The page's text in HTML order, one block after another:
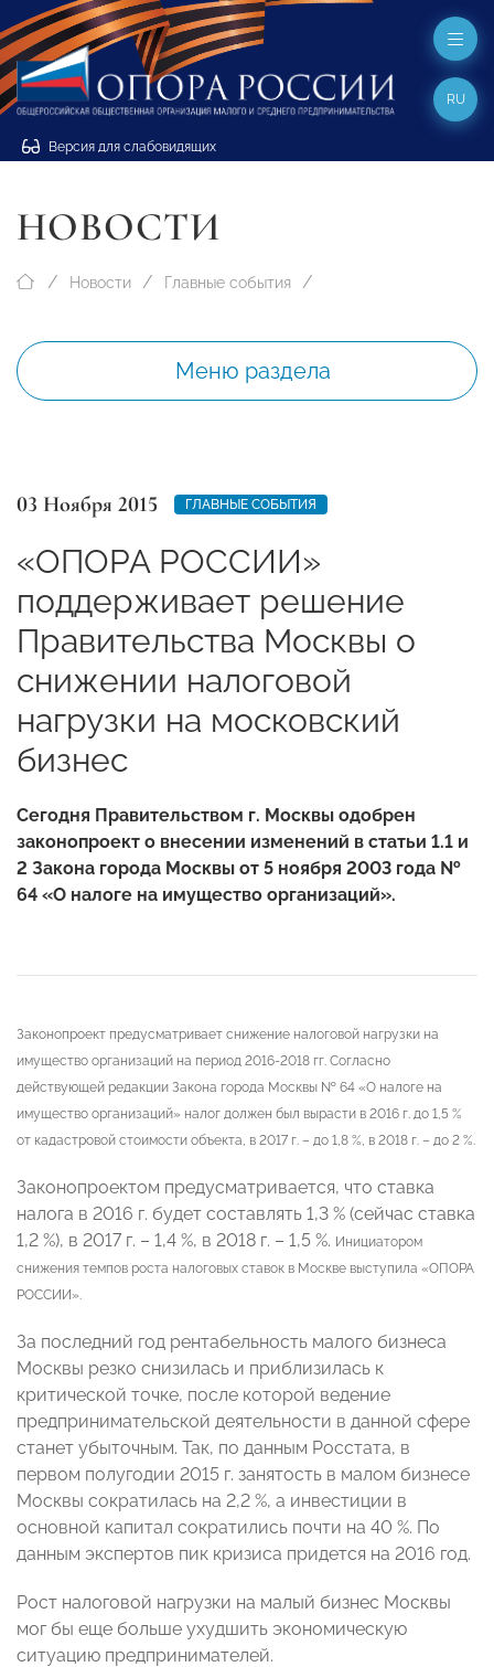
Версия для слабовидящих
RU
НОВОСТИ
Новости Главные события
Меню раздела
03 Ноября 2015 ГЛАВНЫЕ СОБЫТИЯ
«ОПОРА РОССИИ»
поддерживает решение
Правительства Москвы о
снижении налоговой
нагрузки на московский
бизнес
Сегодня Правительством г. Москвы одобрен
законопроект о внесении изменений в статьи 1.1 и
2 Закона города Москвы от 5 ноября 2003 года №
64 «О налоге на имущество организаций».
Законопроект предусматривает снижение налоговой нагрузки на
имущество организаций на период 2016-2018 гг. Согласно
действующей редакции Закона города Москвы № 64 «О налоге на
имущество организаций» налог должен был вырасти в 2016 г. до 1,5 %
от кадастровой стоимости объекта, в 2017 г. – до 1,8 %, в 2018 г. – до 2 %.
Законопроектом предусматривается, что ставка
налога в 2016 г. будет составлять 1,3 % (сейчас ставка
1,2 %), в 2017 г. – 1,4 %, в 2018 г. – 1,5 %. Инициатором
снижения темпов роста налоговых ставок в Москве выступила «ОПОРА
РОССИИ».
За последний год рентабельность малого бизнеса
Москвы резко снизилась и приблизилась к
критической точке, после которой ведение
предпринимательской деятельности в данной сфере
станет убыточным. Так, по данным Росстата, в
первом полугодии 2015 г. занятость в малом бизнесе
Москвы сократилась на 2,2 %, а инвестиции в
основной капитал сократились почти на 40 %. По
данным экспертов пик кризиса придется на 2016 год.
Рост налоговой нагрузки на малый бизнес Москвы
мог бы еще больше ухудшить экономическую
ситуацию предпринимателей.